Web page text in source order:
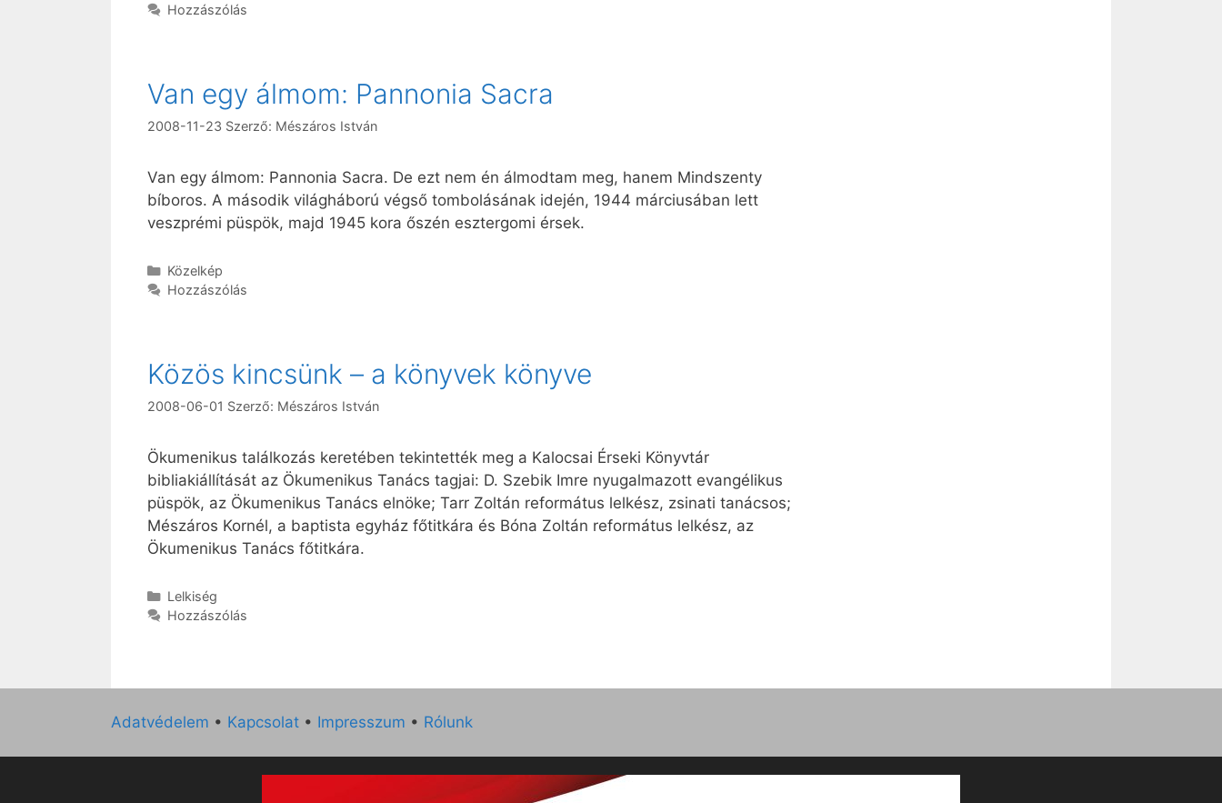
Hozzászólás
Van egy álmom: Pannonia Sacra
2008-11-23 Szerző: Mészáros István
Van egy álmom: Pannonia Sacra. De ezt nem én álmodtam meg, hanem Mindszenty
bíboros. A második világháború végső tombolásának idején, 1944 márciusában lett
veszprémi püspök, majd 1945 kora őszén esztergomi érsek.
Kategória
Közelkép
Hozzászólás
Közös kincsünk – a könyvek könyve
2008-06-01 Szerző: Mészáros István
Ökumenikus találkozás keretében tekintették meg a Kalocsai Érseki Könyvtár
bibliakiállítását az Ökumenikus Tanács tagjai: D. Szebik Imre nyugalmazott evangélikus
püspök, az Ökumenikus Tanács elnöke; Tarr Zoltán református lelkész, zsinati tanácsos;
Mészáros Kornél, a baptista egyház főtitkára és Bóna Zoltán református lelkész, az
Ökumenikus Tanács főtitkára.
Kategória
Lelkiség
Hozzászólás
Adatvédelem • Kapcsolat • Impresszum • Rólunk